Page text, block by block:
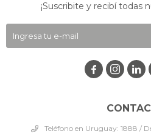
Teléfono en Uruguay: 1888 /
¡Suscribite y recibí todas
  